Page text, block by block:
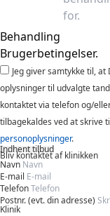
Behandling
Brugerbetingelser.
Jeg giver samtykke til,
oplysninger til udvalgte
kontaktet via telefon og/
tilbagekaldes ved at skrive
personoplysninger.
Indhent tilbud
Bliv kontaktet af klinikken
Navn
E-mail
Telefon
Postnr. (evt. din adresse)
Klinik